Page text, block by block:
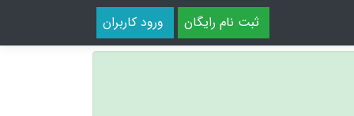
ثبت نام رایگان ورود کاربران